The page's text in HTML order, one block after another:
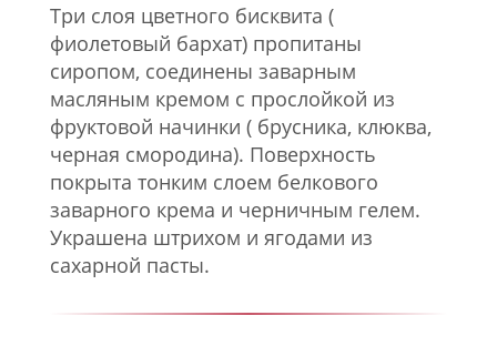
Три слоя цветного бисквита (
фиолетовый бархат) пропитаны
сиропом, соединены заварным
масляным кремом с прослойкой из
фруктовой начинки ( брусника, клюква,
черная смородина). Поверхность
покрыта тонким слоем белкового
заварного крема и черничным гелем.
Украшена штрихом и ягодами из
сахарной пасты.